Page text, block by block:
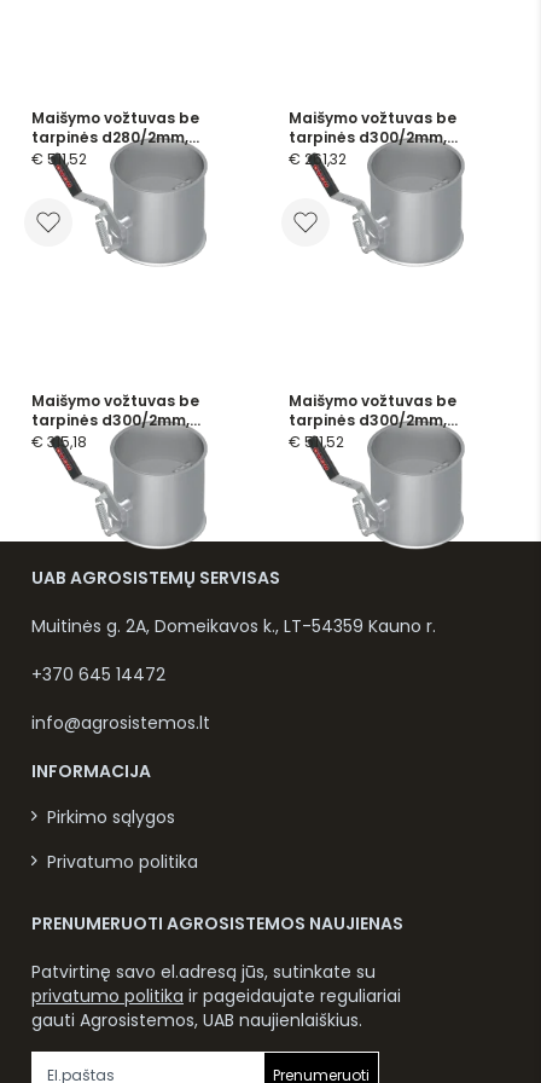
Maišymo vožtuvas be
tarpinės d280/2mm,
nerūdijančio plieno
€ 511,52
Maišymo vožtuvas be
tarpinės d300/2mm,
dažytas
€ 261,32
Maišymo vožtuvas be
tarpinės d300/2mm,
cinkuotas
€ 315,18
Maišymo vožtuvas be
tarpinės d300/2mm,
nerūdijančio plieno
€ 511,52
UAB AGROSISTEMŲ SERVISAS
Muitinės g. 2A, Domeikavos k., LT-54359 Kauno r.
+370 645 14472
info@agrosistemos.lt
INFORMACIJA
Pirkimo sąlygos
Privatumo politika
PRENUMERUOTI AGROSISTEMOS NAUJIENAS
Patvirtinę savo el.adresą jūs, sutinkate su
privatumo politika ir pageidaujate reguliariai
gauti Agrosistemos, UAB naujienlaiškius.
Prenumeruoti